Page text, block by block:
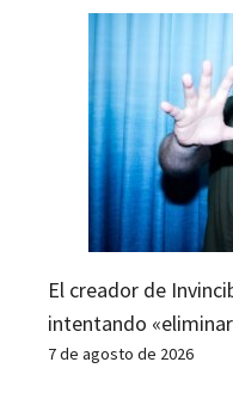
El creador de
intentando
7 de agosto de 2026